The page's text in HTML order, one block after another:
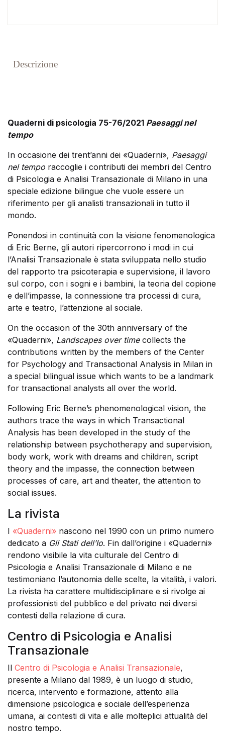
Descrizione
Quaderni di psicologia 75-76/2021 Paesaggi nel
tempo
In occasione dei trent’anni dei «Quaderni», Paesaggi
nel tempo raccoglie i contributi dei membri del Centro
di Psicologia e Analisi Transazionale di Milano in una
speciale edizione bilingue che vuole essere un
riferimento per gli analisti transazionali in tutto il
mondo.
Ponendosi in continuità con la visione fenomenologica
di Eric Berne, gli autori ripercorrono i modi in cui
l’Analisi Transazionale è stata sviluppata nello studio
del rapporto tra psicoterapia e supervisione, il lavoro
sul corpo, con i sogni e i bambini, la teoria del copione
e dell’impasse, la connessione tra processi di cura,
arte e teatro, l’attenzione al sociale.
On the occasion of the 30th anniversary of the
«Quaderni», Landscapes over timecollects the
contributions written by the members of the Center
for Psychology and Transactional Analysis in Milan in
a special bilingual issue which wants to be a landmark
for transactional analysts all over the world.
Following Eric Berne’s phenomenological vision, the
authors trace the ways in which Transactional
Analysis has been developed in the study of the
relationship between psychotherapy and supervision,
body work, work with dreams and children, script
theory and the impasse, the connection between
processes of care, art and theater, the attention to
social issues.
La rivista
I «Quaderni» nascono nel 1990 con un primo numero
dedicato a Gli Stati dell’Io. Fin dall’origine i «Quaderni»
rendono visibile la vita culturale del Centro di
Psicologia e Analisi Transazionale di Milano e ne
testimoniano l’autonomia delle scelte, la vitalità, i valori.
La rivista ha carattere multidisciplinare e si rivolge ai
professionisti del pubblico e del privato nei diversi
contesti della relazione di cura.
Centro di Psicologia e Analisi
Transazionale
Il Centro di Psicologia e Analisi Transazionale,
presente a Milano dal 1989, è un luogo di studio,
ricerca, intervento e formazione, attento alla
dimensione psicologica e sociale dell’esperienza
umana, ai contesti di vita e alle molteplici attualità del
nostro tempo.